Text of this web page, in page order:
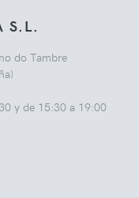
S.L.
do Tambre
y de 15:30 a 19:00